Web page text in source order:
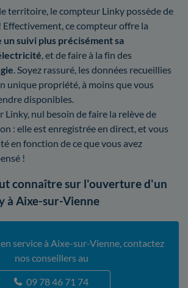
territoire, le compteur Linky possède de
ce compteur offre la
un suivi plus précisément sa
, et de faire à la fin des
. Soyez rassuré, les données recueillies
unique propriété, à moins que vous
disponibles.
Linky, nul besoin de faire la relève de
: elle est enregistrée en direct, et vous
en fonction de ce que vous avez
!
connaître sur l'ouverture d'un
à Aixe-sur-Vienne
service à Aixe-sur-Vienne, contactez
nos conseillers au
09 78 46 71 74